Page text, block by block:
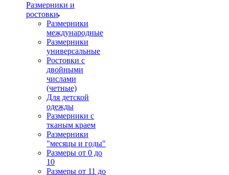
Размерники и
ростовки
Размерники
международные
Размерники
универсальные
Ростовки с
двойными
числами
(четные)
Для детской
одежды
Размерники с
тканым краем
Размерники
"месяцы и годы"
Размеры от 0 до
10
Размеры от 11 до